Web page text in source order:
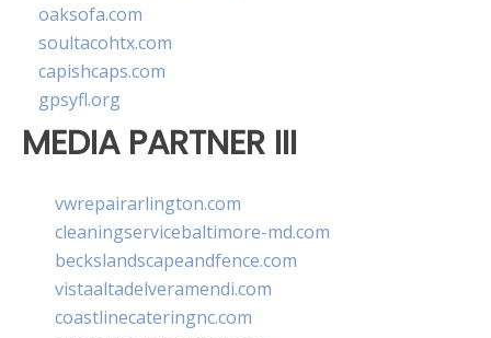
oaksofa.com
soultacohtx.com
capishcaps.com
gpsyfl.org
MEDIA PARTNER III
vwrepairarlington.com
cleaningservicebaltimore-md.com
beckslandscapeandfence.com
vistaaltadelveramendi.com
coastlinecateringnc.com